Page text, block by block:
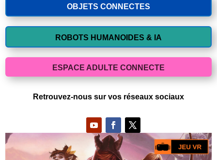
OBJETS CONNECTES
ROBOTS HUMANOIDES & IA
ESPACE ADULTE CONNECTE
Retrouvez-nous sur vos réseaux sociaux